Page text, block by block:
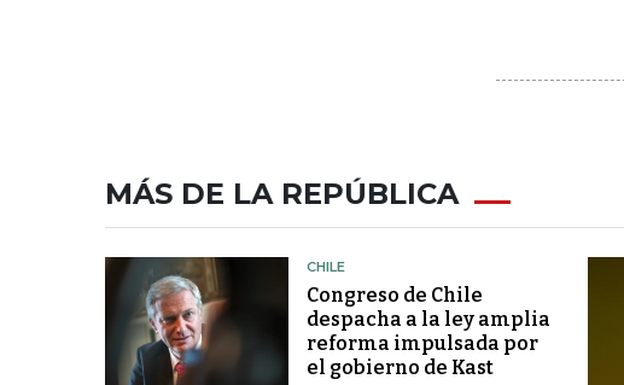
MÁS DE LA REPÚBLICA
CHILE
Congreso de Chile
despacha a la ley amplia
reforma impulsada por
el gobierno de Kast